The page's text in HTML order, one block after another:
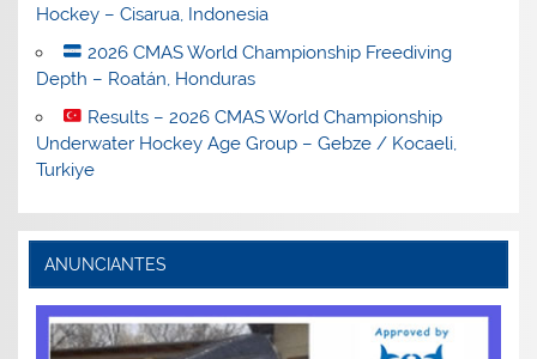
Hockey – Cisarua, Indonesia
2026 CMAS World Championship Freediving
Depth – Roatán, Honduras
Results – 2026 CMAS World Championship
Underwater Hockey Age Group – Gebze / Kocaeli,
Turkiye
ANUNCIANTES